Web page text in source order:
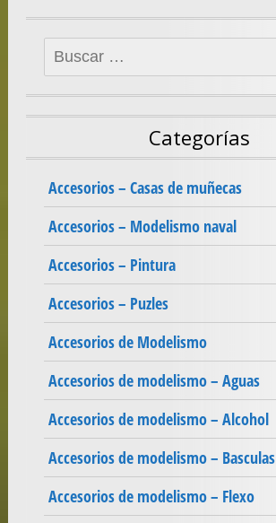
Buscar:
Categorías
Accesorios – Casas de muñecas
Accesorios – Modelismo naval
Accesorios – Pintura
Accesorios – Puzles
Accesorios de Modelismo
Accesorios de modelismo – Aguas
Accesorios de modelismo – Alcohol
Accesorios de modelismo – Basculas
Accesorios de modelismo – Flexo